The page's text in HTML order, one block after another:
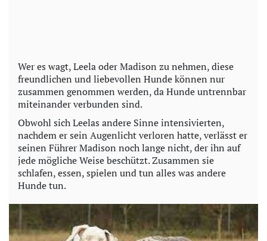
Wer es wagt, Leela oder Madison zu nehmen, diese
freundlichen und liebevollen Hunde können nur
zusammen genommen werden, da Hunde untrennbar
miteinander verbunden sind.
Obwohl sich Leelas andere Sinne intensivierten,
nachdem er sein Augenlicht verloren hatte, verlässt er
seinen Führer Madison noch lange nicht, der ihn auf
jede mögliche Weise beschützt. Zusammen sie
schlafen, essen, spielen und tun alles was andere
Hunde tun.